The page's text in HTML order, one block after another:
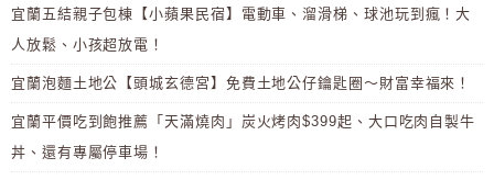
宜蘭五結親子包棟【小蘋果民宿】電動車、溜滑梯、球池玩到瘋！大
人放鬆、小孩超放電！
宜蘭泡麵土地公【頭城玄德宮】免費土地公仔鑰匙圈～財富幸福來！
宜蘭平價吃到飽推薦「天滿燒肉」炭火烤肉$399起、大口吃肉自製牛
丼、還有專屬停車場！